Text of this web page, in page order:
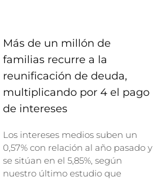
Más de un millón de
familias recurre a la
reunificación de deuda,
multiplicando por 4 el pago
de intereses
Los intereses medios suben un
0,57% con relación al año pasado y
se sitúan en el 5,85%, según
nuestro último estudio que